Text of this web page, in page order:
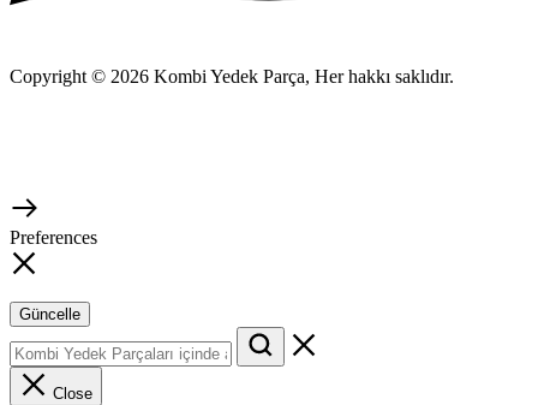
Copyright © 2026 Kombi Yedek Parça, Her hakkı saklıdır.
Preferences
Güncelle
Close